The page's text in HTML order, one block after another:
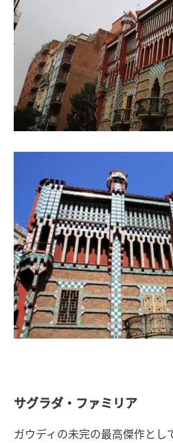
サグラダ・ファミリア
ガウディの未完の最高傑作とし